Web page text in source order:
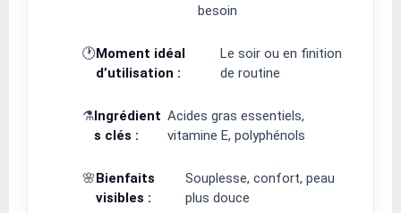
besoin
🕐Moment idéal
d’utilisation :
Le soir ou en finition
de routine
⚗️Ingrédient
s clés :
Acides gras essentiels,
vitamine E, polyphénols
🌸Bienfaits
visibles :
Souplesse, confort, peau
plus douce